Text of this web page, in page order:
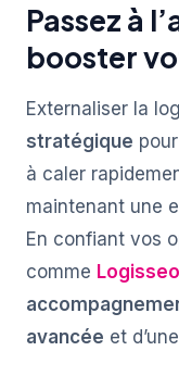
Passez à
booster
Externaliser la
stratégique
à caler
maintenant une
En confiant vos
comme Logisseo
avancée et d’une